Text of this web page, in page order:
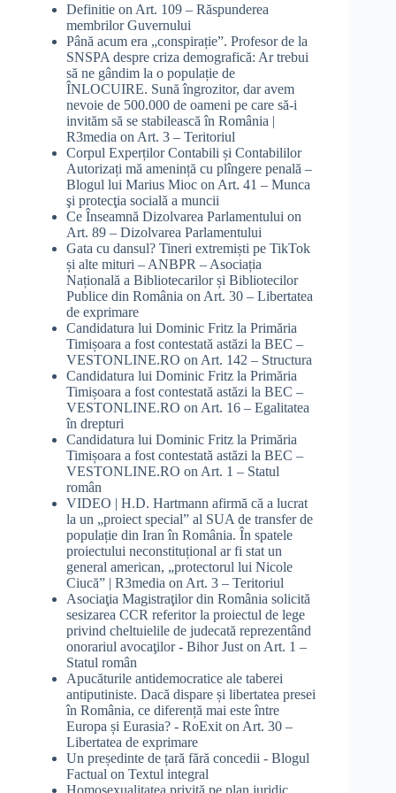
Definitie on Art. 109 – Răspunderea
membrilor Guvernului
Până acum era „conspirație”. Profesor de la
SNSPA despre criza demografică: Ar trebui
să ne gândim la o populație de
ÎNLOCUIRE. Sună îngrozitor, dar avem
nevoie de 500.000 de oameni pe care să-i
invităm să se stabilească în România |
R3media on Art. 3 – Teritoriul
Corpul Experților Contabili și Contabililor
Autorizați mă amenință cu plîngere penală –
Blogul lui Marius Mioc on Art. 41 – Munca
şi protecţia socială a muncii
Ce Înseamnă Dizolvarea Parlamentului on
Art. 89 – Dizolvarea Parlamentului
Gata cu dansul? Tineri extremiști pe TikTok
și alte mituri – ANBPR – Asociația
Națională a Bibliotecarilor și Bibliotecilor
Publice din România on Art. 30 – Libertatea
de exprimare
Candidatura lui Dominic Fritz la Primăria
Timișoara a fost contestată astăzi la BEC –
VESTONLINE.RO on Art. 142 – Structura
Candidatura lui Dominic Fritz la Primăria
Timișoara a fost contestată astăzi la BEC –
VESTONLINE.RO on Art. 16 – Egalitatea
în drepturi
Candidatura lui Dominic Fritz la Primăria
Timișoara a fost contestată astăzi la BEC –
VESTONLINE.RO on Art. 1 – Statul
român
VIDEO | H.D. Hartmann afirmă că a lucrat
la un „proiect special” al SUA de transfer de
populație din Iran în România. În spatele
proiectului neconstituțional ar fi stat un
general american, „protectorul lui Nicole
Ciucă” | R3media on Art. 3 – Teritoriul
Asociaţia Magistraţilor din România solicită
sesizarea CCR referitor la proiectul de lege
privind cheltuielile de judecată reprezentând
onorariul avocaţilor - Bihor Just on Art. 1 –
Statul român
Apucăturile antidemocratice ale taberei
antiputiniste. Dacă dispare și libertatea presei
în România, ce diferență mai este între
Europa și Eurasia? - RoExit on Art. 30 –
Libertatea de exprimare
Un președinte de țară fără concedii - Blogul
Factual on Textul integral
Homosexualitatea privită pe plan juridic,